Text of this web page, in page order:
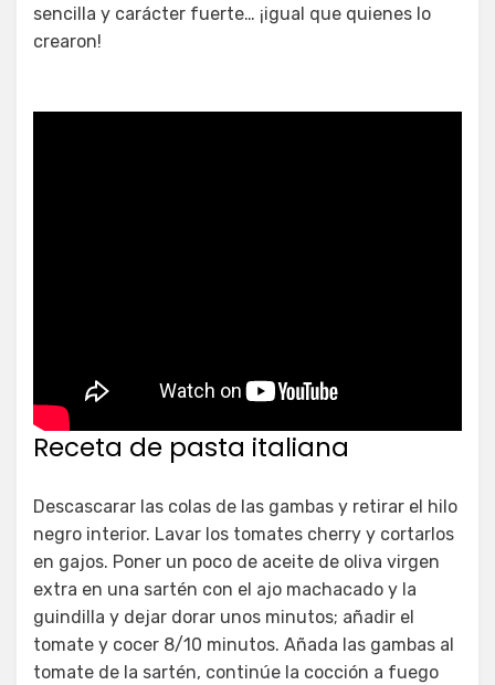
sencilla y carácter fuerte… ¡igual que quienes lo
crearon!
Receta de pasta italiana
Descascarar las colas de las gambas y retirar el hilo
negro interior. Lavar los tomates cherry y cortarlos
en gajos. Poner un poco de aceite de oliva virgen
extra en una sartén con el ajo machacado y la
guindilla y dejar dorar unos minutos; añadir el
tomate y cocer 8/10 minutos. Añada las gambas al
tomate de la sartén, continúe la cocción a fuego